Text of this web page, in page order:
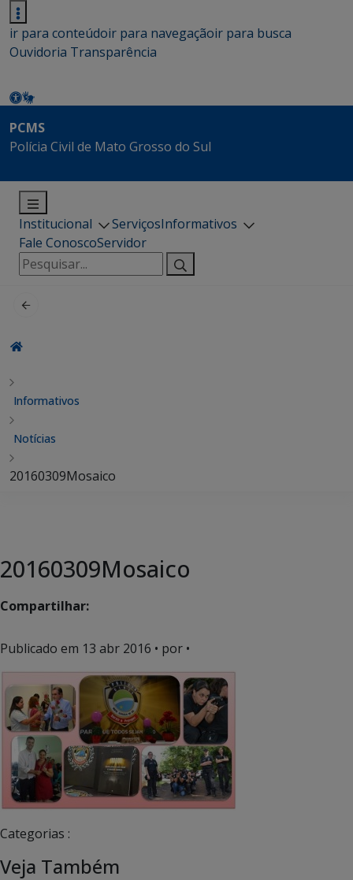
ir para conteúdoir para navegaçãoir para busca
Ouvidoria Transparência
PCMS
Polícia Civil de Mato Grosso do Sul
Institucional ServiçosInformativos
Fale ConoscoServidor
Pesquisar
por:
Informativos
Notícias
20160309Mosaico
20160309Mosaico
Compartilhar:
Publicado em 13 abr 2016 • por •
Categorias :
Veja Também